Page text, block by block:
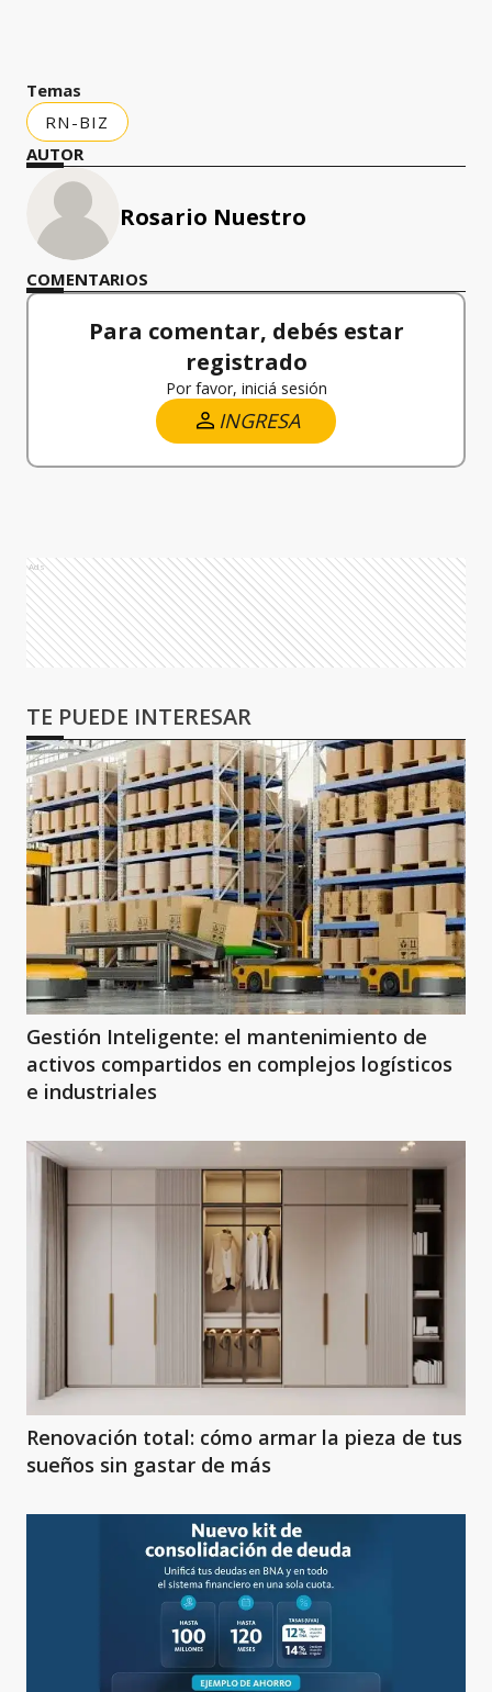
Temas
RN-BIZ
AUTOR
Rosario Nuestro
COMENTARIOS
Para comentar, debés estar
registrado
Por favor, iniciá sesión
INGRESA
Ads
TE PUEDE INTERESAR
Gestión Inteligente: el mantenimiento de
activos compartidos en complejos logísticos
e industriales
Renovación total: cómo armar la pieza de tus
sueños sin gastar de más